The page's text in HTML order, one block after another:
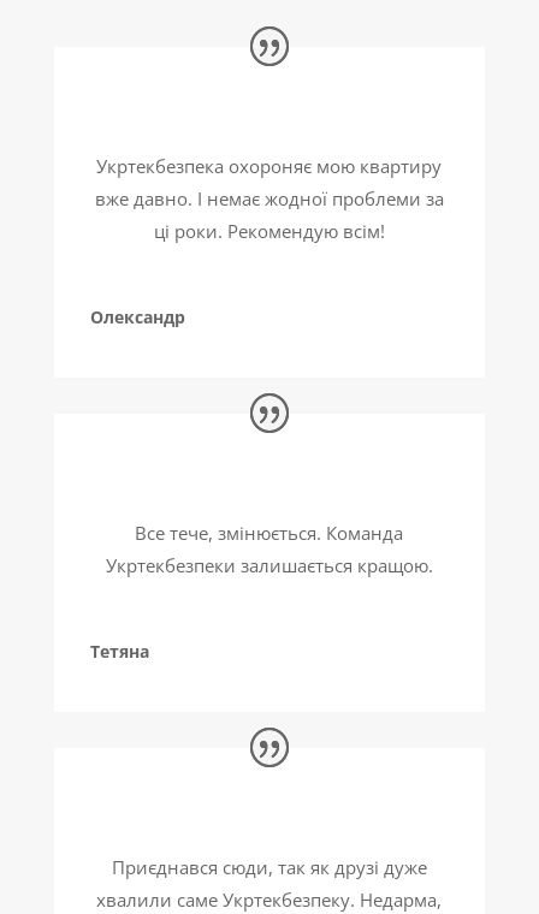
Укртекбезпека охороняє мою квартиру
вже давно. І немає жодної проблеми за
ці роки. Рекомендую всім!
Олександр
Все тече, змінюється. Команда
Укртекбезпеки залишається кращою.
Тетяна
Приєднався сюди, так як друзі дуже
хвалили саме Укртекбезпеку. Недарма,